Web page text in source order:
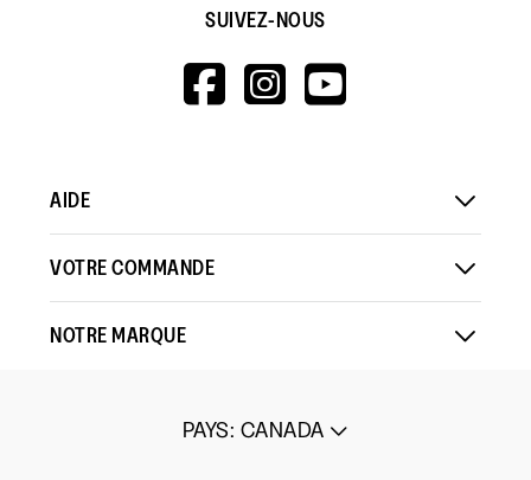
SUIVEZ-NOUS
HTTPS://
HTTPS://
AIDE
VOTRE COMMANDE
NOTRE MARQUE
PAYS: CANADA